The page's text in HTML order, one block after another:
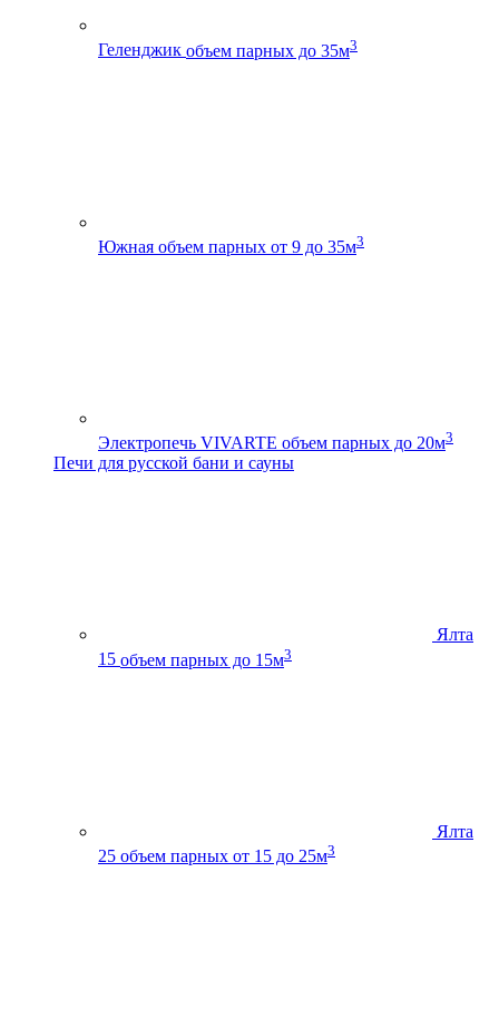
Геленджик объем парных до 35м3
Южная объем парных от 9 до 35м3
Электропечь VIVARTE объем парных до 20м3
Печи для русской бани и сауны
Ялта
15 объем парных до 15м3
Ялта
25 объем парных от 15 до 25м3